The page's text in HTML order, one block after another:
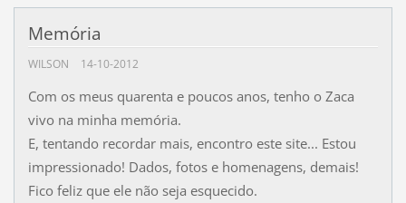
Memória
WILSON 14-10-2012
Com os meus quarenta e poucos anos, tenho o Zaca
vivo na minha memória.
E, tentando recordar mais, encontro este site... Estou
impressionado! Dados, fotos e homenagens, demais!
Fico feliz que ele não seja esquecido.